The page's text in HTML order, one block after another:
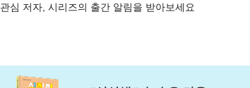
관심 저자, 시리즈의 출간 알림을 받아보세요